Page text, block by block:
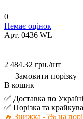
0
Немає оцінок
Арт. 0436 WL
2 484.32 грн./шт
Замовити порізку
В кошик
✅ Доставка по Україні
✅ Порізка та
🔥 Знижка -5% на